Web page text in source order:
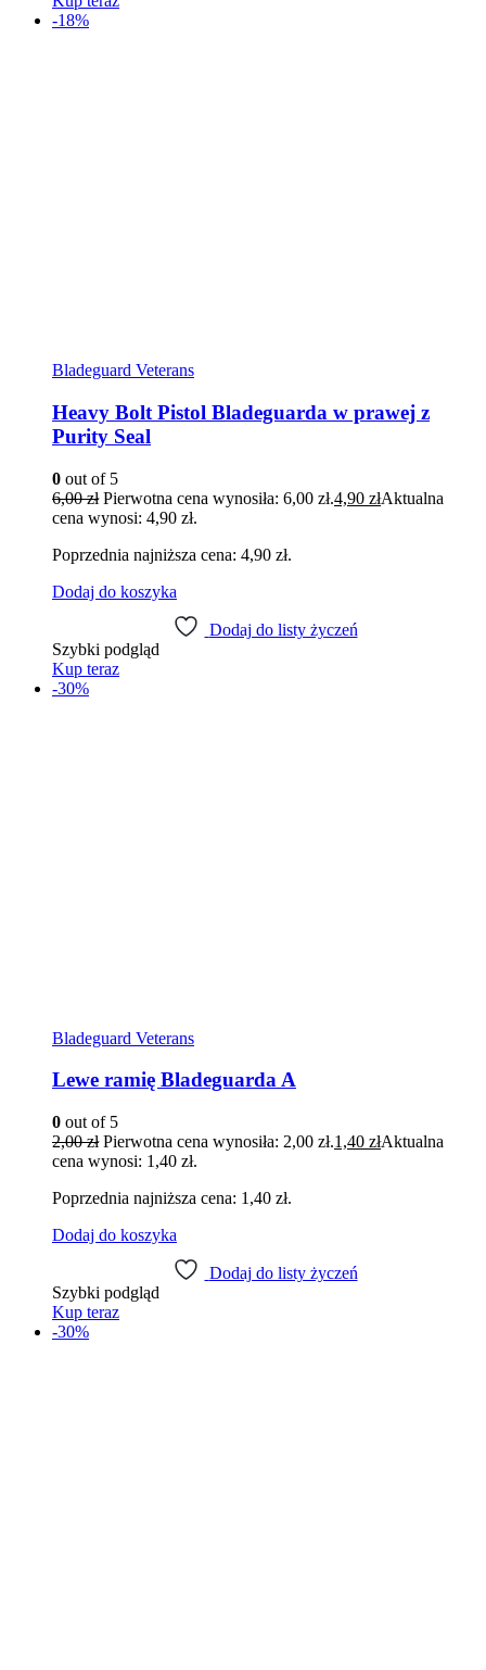
-18%
Bladeguard Veterans
Heavy Bolt Pistol Bladeguarda w prawej z
Purity Seal
0 out of 5
6,00zł Pierwotna cena wynosiła: 6,00 zł.4,90 złAktualna
cena wynosi: 4,90 zł.
Poprzednia najniższa cena: 4,90 zł.
Dodaj do koszyka
Dodaj do listy życzeń
Szybki podgląd
Kup teraz
-30%
Bladeguard Veterans
Lewe ramię Bladeguarda A
0 out of 5
2,00zł Pierwotna cena wynosiła: 2,00 zł.1,40 złAktualna
cena wynosi: 1,40 zł.
Poprzednia najniższa cena: 1,40 zł.
Dodaj do koszyka
Dodaj do listy życzeń
Szybki podgląd
Kup teraz
-30%